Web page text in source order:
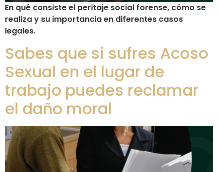
En qué consiste el peritaje social forense, cómo se
realiza y su importancia en diferentes casos
legales.
Sabes que si sufres Acoso
Sexual en el lugar de
trabajo puedes reclamar
el daño moral